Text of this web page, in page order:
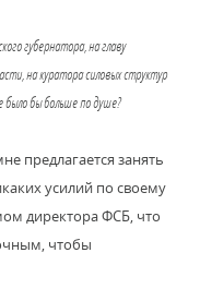
губернатора, на главу
на куратора силовых структур
было бы больше по душе?
предлагается занять
усилий по своему
директора ФСБ, что
чтобы